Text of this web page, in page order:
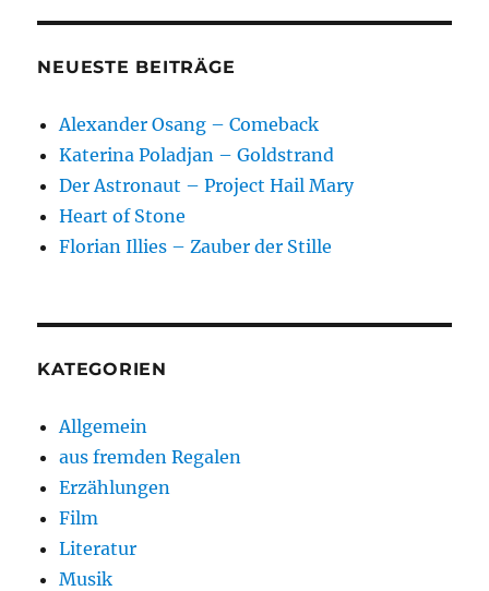
NEUESTE BEITRÄGE
Alexander Osang – Comeback
Katerina Poladjan – Goldstrand
Der Astronaut – Project Hail Mary
Heart of Stone
Florian Illies – Zauber der Stille
KATEGORIEN
Allgemein
aus fremden Regalen
Erzählungen
Film
Literatur
Musik